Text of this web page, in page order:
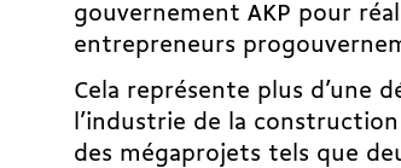
gouvernement AKP pour
entrepreneurs
Cela représente plus d’une
l’industrie de la
des mégaprojets tels que